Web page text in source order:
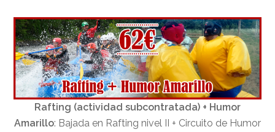
Rafting (actividad subcontratada) + Humor
Amarillo: Bajada en Rafting nivel II + Circuito de Humor